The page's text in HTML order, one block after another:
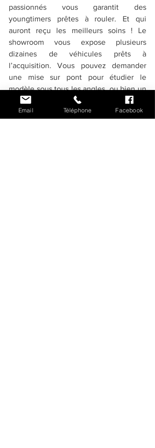
passionnés vous garantit des
youngtimers prêtes à rouler. Et qui
auront reçu les meilleurs soins ! Le
showroom vous expose plusieurs
dizaines de véhicules prêts à
l’acquisition. Vous pouvez demander
une mise sur pont pour étudier le
modèle sous tous les angles, ou bien un
essai routier peut quelquefois vous être
proposé.
Email Téléphone Facebook